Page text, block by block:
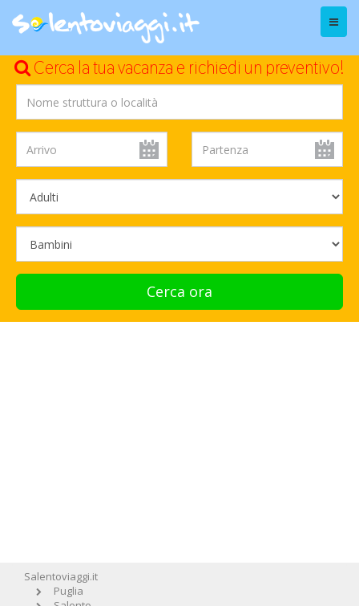
Menu
Cerca la tua vacanza e richiedi un preventivo!
Cerca ora
Salentoviaggi.it
Puglia